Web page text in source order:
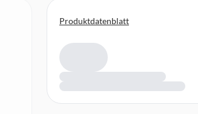
Produktdatenblatt